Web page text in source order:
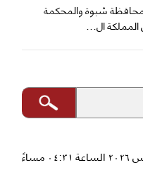
شبوة والمحكمة
المملكة ال...